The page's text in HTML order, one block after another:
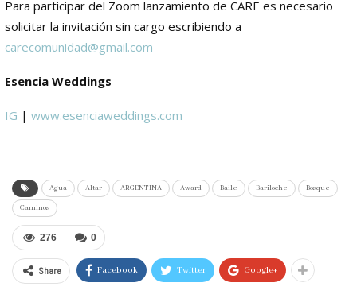
Para participar del Zoom lanzamiento de CARE es necesario
solicitar la invitación sin cargo escribiendo a
carecomunidad@gmail.com
Esencia Weddings
IG | www.esenciaweddings.com
Agua Altar ARGENTINA Award Baile Bariloche Bosque
Caminos
0
276
Share Facebook Twitter Google+